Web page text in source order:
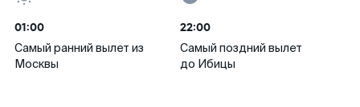
01:00
Самый ранний вылет из
Москвы
22:00
Самый поздний вылет
до Ибицы